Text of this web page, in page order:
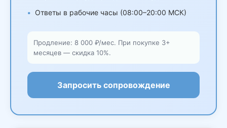
Ответы в рабочие часы (08:00–20:00 МСК)
Продление: 8 000 ₽/мес. При покупке 3+
месяцев — скидка 10%.
Запросить сопровождение